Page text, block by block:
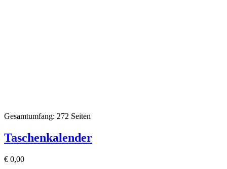
Gesamtumfang: 272 Seiten
Taschenkalender
€ 0,00